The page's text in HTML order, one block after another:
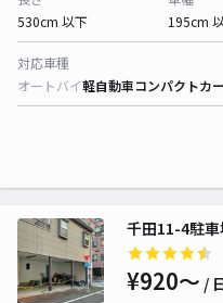
530cm 以下
195cm
対応車種
オートバイ軽自動車コンパクトカー
千田11-4駐
¥920〜 /